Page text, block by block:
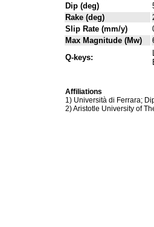
Dip (deg)
Rake (deg)
Slip Rate (mm/y)
Max Magnitude (Mw)
Q-keys:
Affiliations
1) Università di Ferrara;
2) Aristotle University of